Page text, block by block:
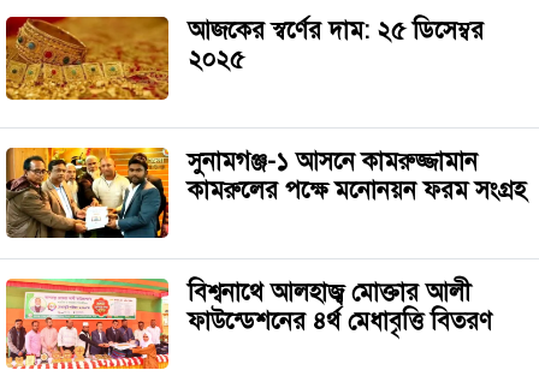
আজকের স্বর্ণের দাম: ২৫ ডিসেম্বর
২০২৫
সুনামগঞ্জ-১ আসনে কামরুজ্জামান
কামরুলের পক্ষে মনোনয়ন ফরম সংগ্রহ
বিশ্বনাথে আলহাজ্ব মোক্তার আলী
ফাউন্ডেশনের ৪র্থ মেধাবৃত্তি বিতরণ